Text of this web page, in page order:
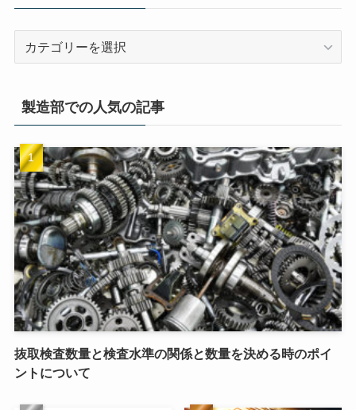
製造部での人気の記事
抜取検査数量と検査水準の関係と数量を決める時のポイ
ントについて